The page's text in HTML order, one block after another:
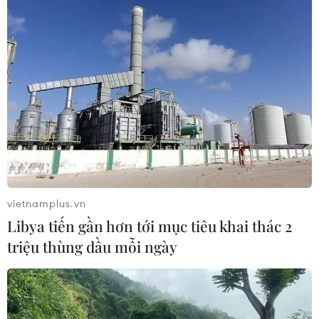
Cổ phiếu công nghệ giảm sâu: Định
giá lại hay cơ hội tích lũy?
Chứng khoán hồi phục gần 3%, thị
trường kỳ vọng khởi sắc trong tháng
Tám
02/08/2026 11:18
Thị trường phục hồi trong “nghi
ngờ”: Điểm tựa nội lực và áp lực
phân hóa
01/08/2026 04:32
vietnamplus.vn
Libya tiến gần hơn tới mục tiêu khai thác 2
triệu thùng dầu mỗi ngày